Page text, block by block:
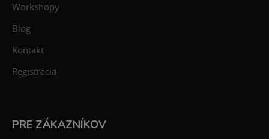
Workshopy
Blog
Kontakt
Registrácia
PRE ZÁKAZNÍKOV